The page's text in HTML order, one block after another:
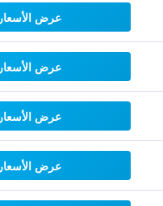
عرض الأسعار
عرض الأسعار
عرض الأسعار
عرض الأسعار